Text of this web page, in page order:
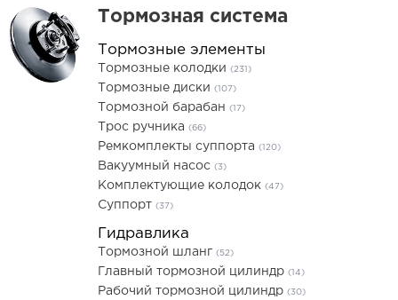
Тормозная система
Тормозные элементы
Тормозные колодки (231)
Тормозные диски (107)
Тормозной барабан (17)
Трос ручника (66)
Ремкомплекты суппорта (120)
Вакуумный насос (3)
Комплектующие колодок (47)
Суппорт (37)
Гидравлика
Тормозной шланг (52)
Главный тормозной цилиндр (14)
Рабочий тормозной цилиндр (30)